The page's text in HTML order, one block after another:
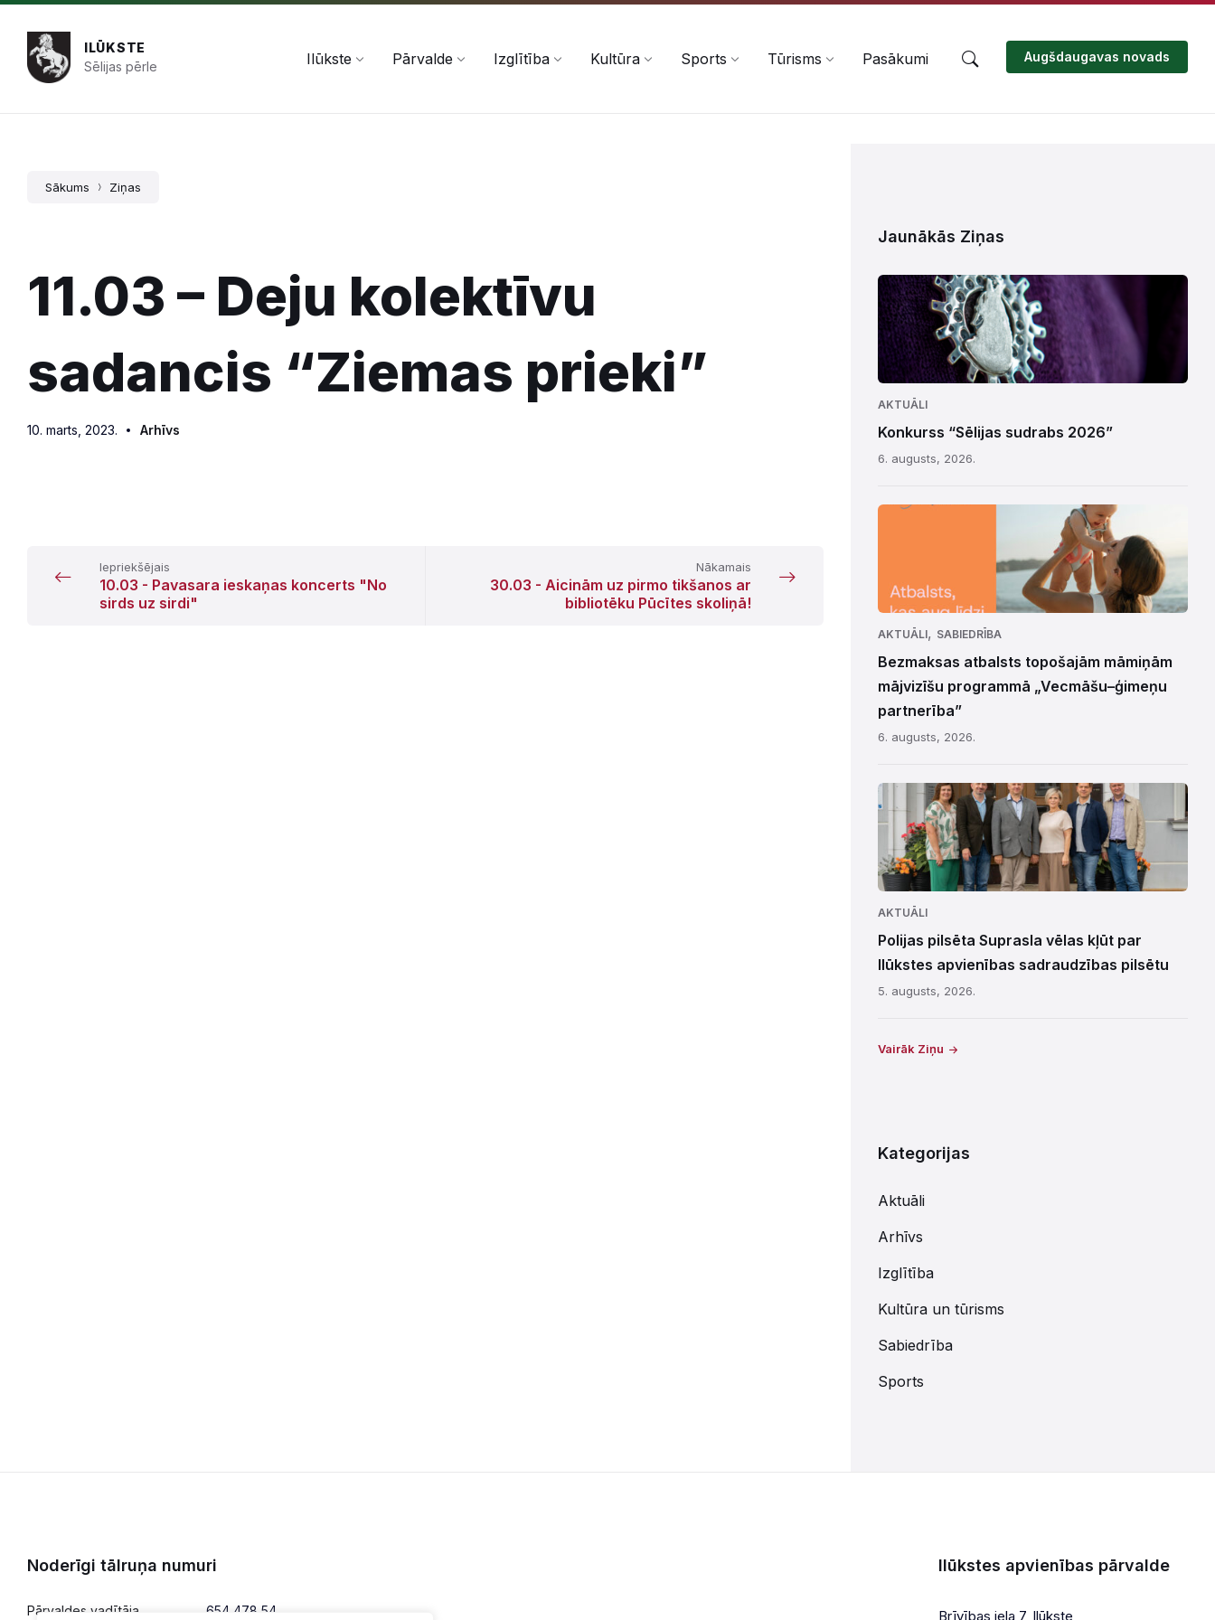
Pāriet
saturu
Skip
navigation
Skip
footer
ILŪKSTE
Sēlijas pērle
Ilūkste Pārvalde Izglītība Kultūra Sports Tūrisms Pasākumi Augšdaugavas novads
Sākums Ziņas
11.03 – Deju kolektīvu
sadancis “Ziemas prieki”
10. marts, 2023. Arhīvs
Iepriekšējais
10.03 - Pavasara ieskaņas koncerts "No
sirds uz sirdi"
Nākamais
30.03 - Aicinām uz pirmo tikšanos ar
bibliotēku Pūcītes skoliņā!
Jaunākās Ziņas
AKTUĀLI
Konkurss “Sēlijas sudrabs 2026”
6. augusts, 2026.
AKTUĀLI, SABIEDRĪBA
Bezmaksas atbalsts topošajām māmiņām
mājvizīšu programmā „Vecmāšu–ģimeņu
partnerība”
6. augusts, 2026.
AKTUĀLI
Polijas pilsēta Suprasla vēlas kļūt par
Ilūkstes apvienības sadraudzības pilsētu
5. augusts, 2026.
Vairāk Ziņu
Kategorijas
Aktuāli
Arhīvs
Izglītība
Kultūra un tūrisms
Sabiedrība
Sports
Noderīgi tālruņa numuri
Pārvaldes vadītāja 654 478 54
Ilūkstes apvienības pārvalde
Brīvības iela 7, Ilūkste,